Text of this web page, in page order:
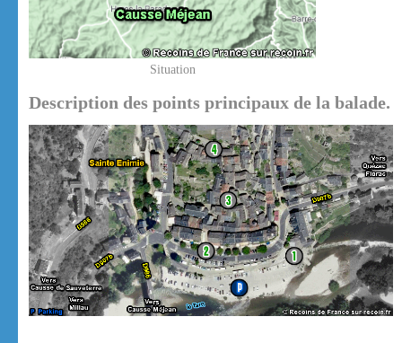
Situation
Description des points principaux de la balade.